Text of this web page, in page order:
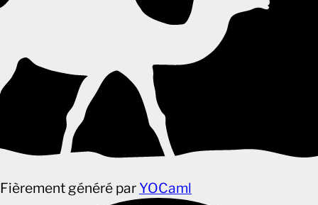
Fièrement généré par YOCaml